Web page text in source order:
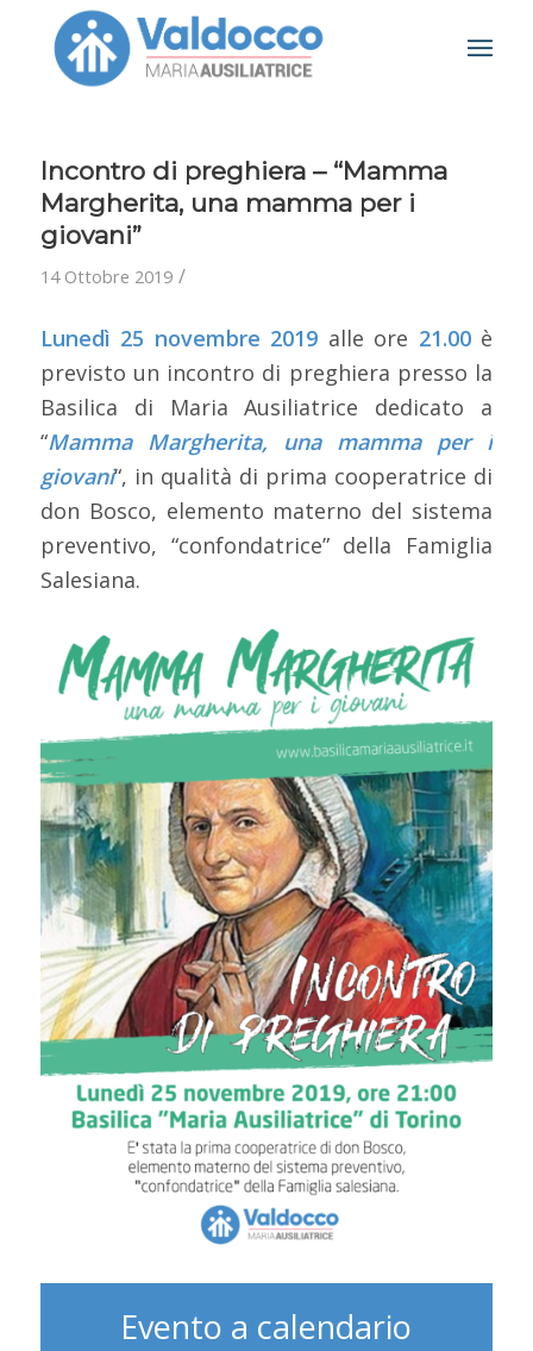
Incontro di preghiera – “Mamma
Margherita, una mamma per i
giovani”
14 Ottobre 2019 /
Lunedì 25 novembre 2019 alle ore 21.00è
previsto un incontro di preghiera presso la
Basilica di Maria Ausiliatrice dedicato a
“Mamma Margherita, una mamma per i
giovani“, in qualità di prima cooperatrice di
don Bosco, elemento materno del sistema
preventivo, “confondatrice” della Famiglia
Salesiana.
Evento a calendario